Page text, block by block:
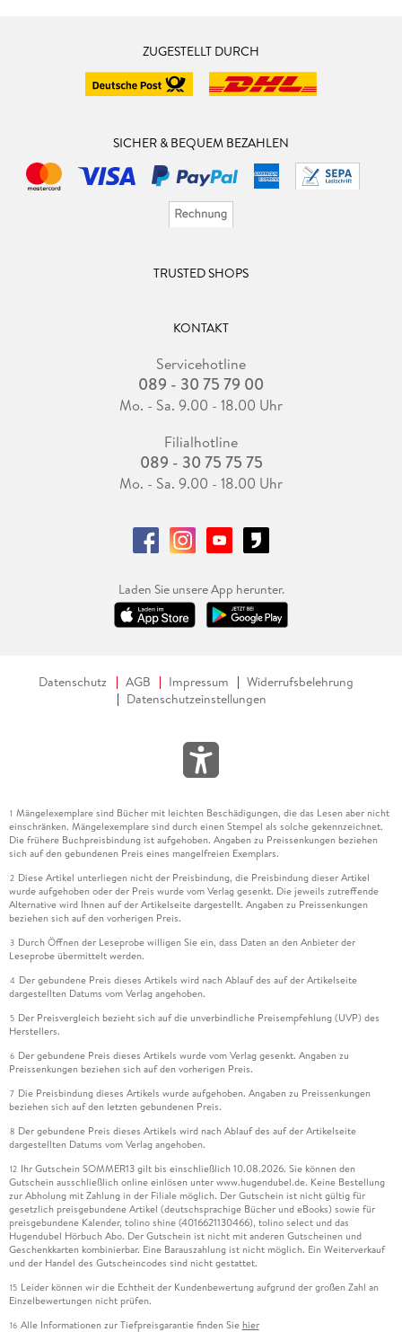
ZUGESTELLT DURCH
SICHER & BEQUEM BEZAHLEN
TRUSTED SHOPS
KONTAKT
Servicehotline
089 - 30 75 79 00
Mo. - Sa. 9.00 - 18.00 Uhr
Filialhotline
089 - 30 75 75 75
Mo. - Sa. 9.00 - 18.00 Uhr
Laden Sie unsere App herunter.
Datenschutz AGB Impressum
Widerrufsbelehrung
Datenschutzeinstellungen
1 Mängelexemplare sind Bücher mit leichten Beschädigungen, die das Lesen aber nicht
einschränken. Mängelexemplare sind durch einen Stempel als solche gekennzeichnet.
Die frühere Buchpreisbindung ist aufgehoben. Angaben zu Preissenkungen beziehen
sich auf den gebundenen Preis eines mangelfreien Exemplars.
2 Diese Artikel unterliegen nicht der Preisbindung, die Preisbindung dieser Artikel
wurde aufgehoben oder der Preis wurde vom Verlag gesenkt. Die jeweils zutreffende
Alternative wird Ihnen auf der Artikelseite dargestellt. Angaben zu Preissenkungen
beziehen sich auf den vorherigen Preis.
3 Durch Öffnen der Leseprobe willigen Sie ein, dass Daten an den Anbieter der
Leseprobe übermittelt werden.
4 Der gebundene Preis dieses Artikels wird nach Ablauf des auf der Artikelseite
dargestellten Datums vom Verlag angehoben.
5 Der Preisvergleich bezieht sich auf die unverbindliche Preisempfehlung (UVP) des
Herstellers.
6 Der gebundene Preis dieses Artikels wurde vom Verlag gesenkt. Angaben zu
Preissenkungen beziehen sich auf den vorherigen Preis.
7 Die Preisbindung dieses Artikels wurde aufgehoben. Angaben zu Preissenkungen
beziehen sich auf den letzten gebundenen Preis.
8 Der gebundene Preis dieses Artikels wird nach Ablauf des auf der Artikelseite
dargestellten Datums vom Verlag angehoben.
12 Ihr Gutschein SOMMER13 gilt bis einschließlich 10.08.2026. Sie können den
Gutschein ausschließlich online einlösen unter www.hugendubel.de. Keine Bestellung
zur Abholung mit Zahlung in der Filiale möglich. Der Gutschein ist nicht gültig für
gesetzlich preisgebundene Artikel (deutschsprachige Bücher und eBooks) sowie für
preisgebundene Kalender, tolino shine (4016621130466), tolino select und das
Hugendubel Hörbuch Abo. Der Gutschein ist nicht mit anderen Gutscheinen und
Geschenkkarten kombinierbar. Eine Barauszahlung ist nicht möglich. Ein Weiterverkauf
und der Handel des Gutscheincodes sind nicht gestattet.
15 Leider können wir die Echtheit der Kundenbewertung aufgrund der großen Zahl an
Einzelbewertungen nicht prüfen.
16 Alle Informationen zur Tiefpreisgarantie finden Sie hier